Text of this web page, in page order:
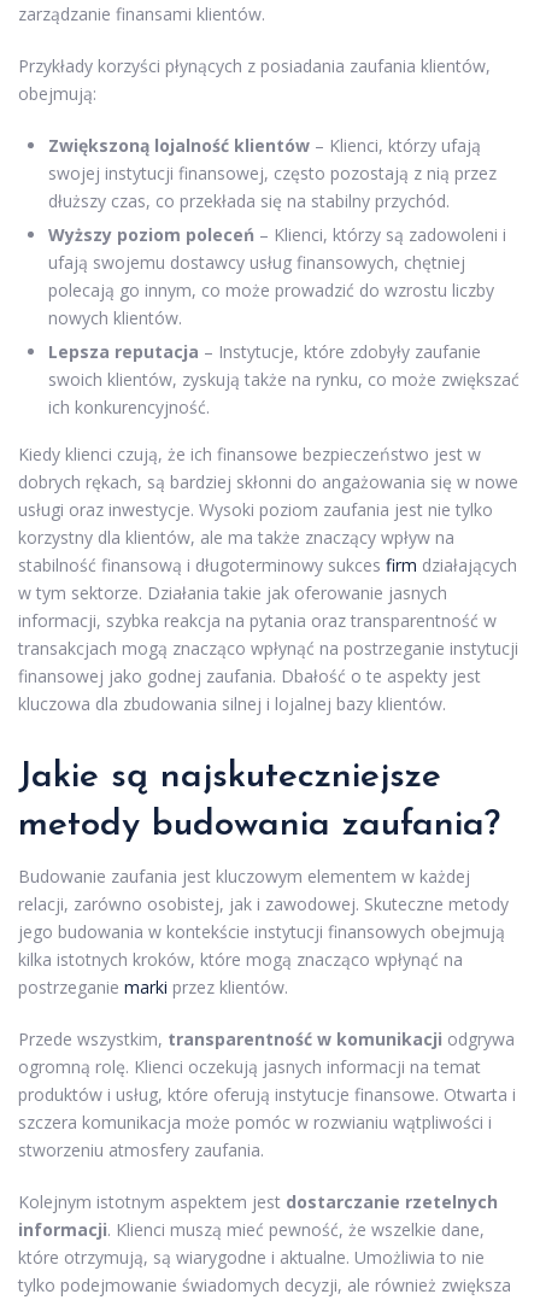
zarządzanie finansami klientów.
Przykłady korzyści płynących z posiadania zaufania klientów,
obejmują:
Zwiększoną lojalność klientów – Klienci, którzy ufają
swojej instytucji finansowej, często pozostają z nią przez
dłuższy czas, co przekłada się na stabilny przychód.
Wyższy poziom poleceń – Klienci, którzy są zadowoleni i
ufają swojemu dostawcy usług finansowych, chętniej
polecają go innym, co może prowadzić do wzrostu liczby
nowych klientów.
Lepsza reputacja – Instytucje, które zdobyły zaufanie
swoich klientów, zyskują także na rynku, co może zwiększać
ich konkurencyjność.
Kiedy klienci czują, że ich finansowe bezpieczeństwo jest w
dobrych rękach, są bardziej skłonni do angażowania się w nowe
usługi oraz inwestycje. Wysoki poziom zaufania jest nie tylko
korzystny dla klientów, ale ma także znaczący wpływ na
stabilność finansową i długoterminowy sukces firm działających
w tym sektorze. Działania takie jak oferowanie jasnych
informacji, szybka reakcja na pytania oraz transparentność w
transakcjach mogą znacząco wpłynąć na postrzeganie instytucji
finansowej jako godnej zaufania. Dbałość o te aspekty jest
kluczowa dla zbudowania silnej i lojalnej bazy klientów.
Jakie są najskuteczniejsze
metody budowania zaufania?
Budowanie zaufania jest kluczowym elementem w każdej
relacji, zarówno osobistej, jak i zawodowej. Skuteczne metody
jego budowania w kontekście instytucji finansowych obejmują
kilka istotnych kroków, które mogą znacząco wpłynąć na
postrzeganie marki przez klientów.
Przede wszystkim, transparentność w komunikacji odgrywa
ogromną rolę. Klienci oczekują jasnych informacji na temat
produktów i usług, które oferują instytucje finansowe. Otwarta i
szczera komunikacja może pomóc w rozwianiu wątpliwości i
stworzeniu atmosfery zaufania.
Kolejnym istotnym aspektem jest dostarczanie rzetelnych
informacji. Klienci muszą mieć pewność, że wszelkie dane,
które otrzymują, są wiarygodne i aktualne. Umożliwia to nie
tylko podejmowanie świadomych decyzji, ale również zwiększa